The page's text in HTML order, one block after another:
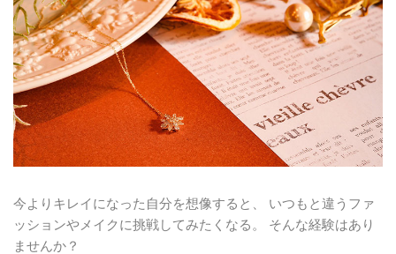
今よりキレイになった自分を想像すると、
いつもと違うファ
ッションやメイクに挑戦してみたくなる。
そんな経験はあり
ませんか？